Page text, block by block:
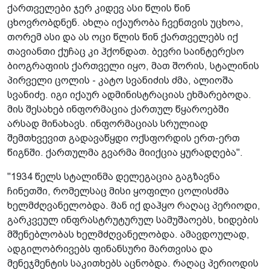
ქართველები ჯერ კიდევ ასი წლის წინ
ცხოვრობდნენ. ახლა იქაურობა ჩვენთვის უცხოა,
თორემ ასი და ას ოცი წლის წინ ქართველებს იქ
თავიანთი ქუჩაც კი ჰქონდათ. ბევრი საინტერესო
ბიოგრაფიის ქართველი იყო, მათ შორის, სტალინის
პირველი ცოლის - კატო სვანიძის ძმა, ალიოშა
სვანიძე. იგი იქაურ ადმინისტრაციას ეხმარებოდა.
მის შესახებ ინფორმაცია ქართულ წყაროებში
არსად მინახავს. ინფორმაციას სრულიად
შემთხვევით გადავაწყდი ოქსფორდის ერთ-ერთ
წიგნში. ქართულმა გვარმა მიიქცია ყურადღება".
"1934 წელს სტალინმა დელეგაცია გაგზავნა
ჩინეთში, რომელსაც მისი ყოფილი ცოლისძმა
ხელმძღვანელობდა. მან იქ დაჰყო რაღაც პერიოდი,
გარკვეულ ინფრასტრუტურულ სამუშაოებს, ხიდების
მშენებლობას ხელმძღვანელობდა. ამავდოულად,
ადგილობრივებს ფინანსური მართვისა და
მენეჯმენტის საკითხებს აცნობდა. რაღაც პერიოდის